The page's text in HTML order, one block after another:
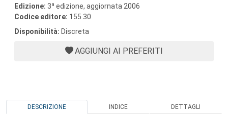
Edizione: 3a edizione, aggiornata 2006
Codice editore: 155.30
Disponibilità: Discreta
AGGIUNGI AI PREFERITI
DESCRIZIONE INDICE DETTAGLI